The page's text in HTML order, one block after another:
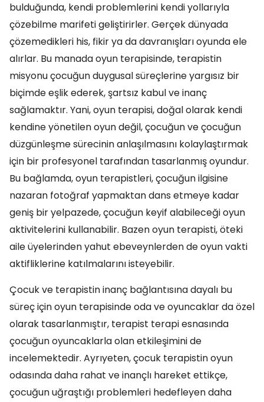
bulduğunda, kendi problemlerini kendi yollarıyla
çözebilme marifeti geliştirirler. Gerçek dünyada
çözemedikleri his, fikir ya da davranışları oyunda ele
alırlar. Bu manada oyun terapisinde, terapistin
misyonu çocuğun duygusal süreçlerine yargısız bir
biçimde eşlik ederek, şartsız kabul ve inanç
sağlamaktır. Yani, oyun terapisi, doğal olarak kendi
kendine yönetilen oyun değil, çocuğun ve çocuğun
düzgünleşme sürecinin anlaşılmasını kolaylaştırmak
için bir profesyonel tarafından tasarlanmış oyundur.
Bu bağlamda, oyun terapistleri, çocuğun ilgisine
nazaran fotoğraf yapmaktan dans etmeye kadar
geniş bir yelpazede, çocuğun keyif alabileceği oyun
aktivitelerini kullanabilir. Bazen oyun terapisti, öteki
aile üyelerinden yahut ebeveynlerden de oyun vakti
aktifliklerine katılmalarını isteyebilir.
Çocuk ve terapistin inanç bağlantısına dayalı bu
süreç için oyun terapisinde oda ve oyuncaklar da özel
olarak tasarlanmıştır, terapist terapi esnasında
çocuğun oyuncaklarla olan etkileşimini de
incelemektedir. Ayrıyeten, çocuk terapistin oyun
odasında daha rahat ve inançlı hareket ettikçe,
çocuğun uğraştığı problemleri hedefleyen daha